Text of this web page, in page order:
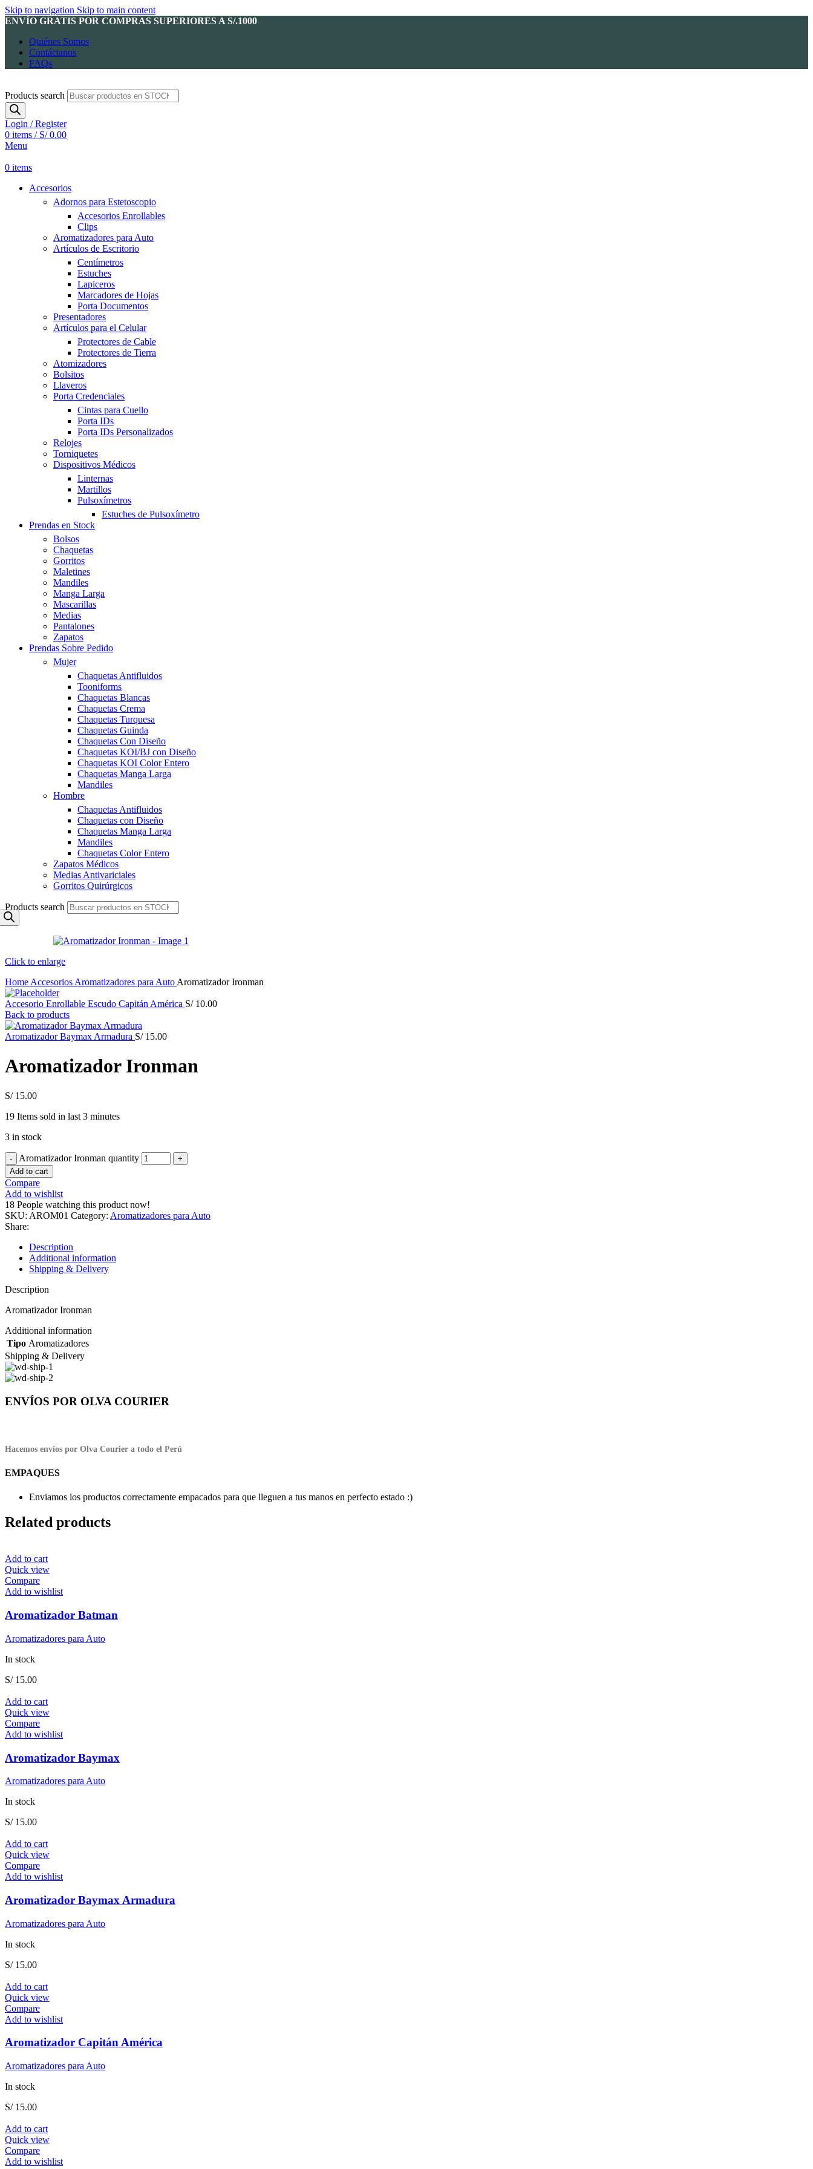
Skip to navigation Skip to main content
ENVÍO GRATIS POR COMPRAS SUPERIORES A S/.1000
Quiénes Somos
Contáctanos
FAQs
Products search
Login / Register
0 items / S/0.00
Menu
0 items
Accesorios
Adornos para Estetoscopio
Accesorios Enrollables
Clips
Aromatizadores para Auto
Artículos de Escritorio
Centímetros
Estuches
Lapiceros
Marcadores de Hojas
Porta Documentos
Presentadores
Artículos para el Celular
Protectores de Cable
Protectores de Tierra
Atomizadores
Bolsitos
Llaveros
Porta Credenciales
Cintas para Cuello
Porta IDs
Porta IDs Personalizados
Relojes
Torniquetes
Dispositivos Médicos
Linternas
Martillos
Pulsoxímetros
Estuches de Pulsoxímetro
Prendas en Stock
Bolsos
Chaquetas
Gorritos
Maletines
Mandiles
Manga Larga
Mascarillas
Medias
Pantalones
Zapatos
Prendas Sobre Pedido
Mujer
Chaquetas Antifluidos
Tooniforms
Chaquetas Blancas
Chaquetas Crema
Chaquetas Turquesa
Chaquetas Guinda
Chaquetas Con Diseño
Chaquetas KOI/BJ con Diseño
Chaquetas KOI Color Entero
Chaquetas Manga Larga
Mandiles
Hombre
Chaquetas Antifluidos
Chaquetas con Diseño
Chaquetas Manga Larga
Mandiles
Chaquetas Color Entero
Zapatos Médicos
Medias Antivariciales
Gorritos Quirúrgicos
Products search
Click to enlarge
Home Accesorios Aromatizadores para Auto Aromatizador Ironman
Accesorio Enrollable Escudo Capitán América S/10.00
Back to products
Aromatizador Baymax Armadura S/15.00
Aromatizador Ironman
S/15.00
19 Items sold in last 3 minutes
3 in stock
Aromatizador Ironman quantity
Add to cart
Compare
Add to wishlist
18 People watching this product now!
SKU: AROM01 Category: Aromatizadores para Auto
Share:
Description
Additional information
Shipping & Delivery
Description
Aromatizador Ironman
Additional information
Tipo Aromatizadores
Shipping & Delivery
ENVÍOS POR OLVA COURIER
Hacemos envíos por Olva Courier a todo el Perú
EMPAQUES
Enviamos los productos correctamente empacados para que lleguen a tus manos en perfecto estado :)
Related products
Add to cart
Quick view
Compare
Add to wishlist
Aromatizador Batman
Aromatizadores para Auto
In stock
S/15.00
Add to cart
Quick view
Compare
Add to wishlist
Aromatizador Baymax
Aromatizadores para Auto
In stock
S/15.00
Add to cart
Quick view
Compare
Add to wishlist
Aromatizador Baymax Armadura
Aromatizadores para Auto
In stock
S/15.00
Add to cart
Quick view
Compare
Add to wishlist
Aromatizador Capitán América
Aromatizadores para Auto
In stock
S/15.00
Add to cart
Quick view
Compare
Add to wishlist